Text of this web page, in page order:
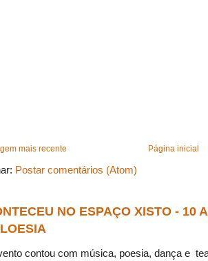
mais recente Página inicial
Postar comentários (Atom)
NO ESPAÇO XISTO - 10
contou com música, poesia, dança e